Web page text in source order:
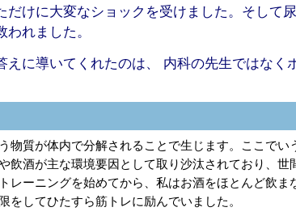
だけに大変なショックを受けました。そして
れました。
えに導いてくれたのは、 内科の先生ではなく
物質が体内で分解されることで生じます。ここで
飲酒が主な環境要因として取り沙汰されており、
レーニングを始めてから、私はお酒をほとんど飲
をしてひたすら筋トレに励んでいました。